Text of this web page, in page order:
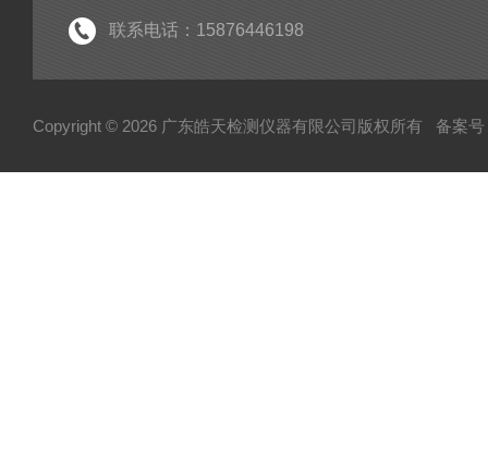
联系电话：15876446198
Copyright © 2026 广东皓天检测仪器有限公司版权所有 备案号